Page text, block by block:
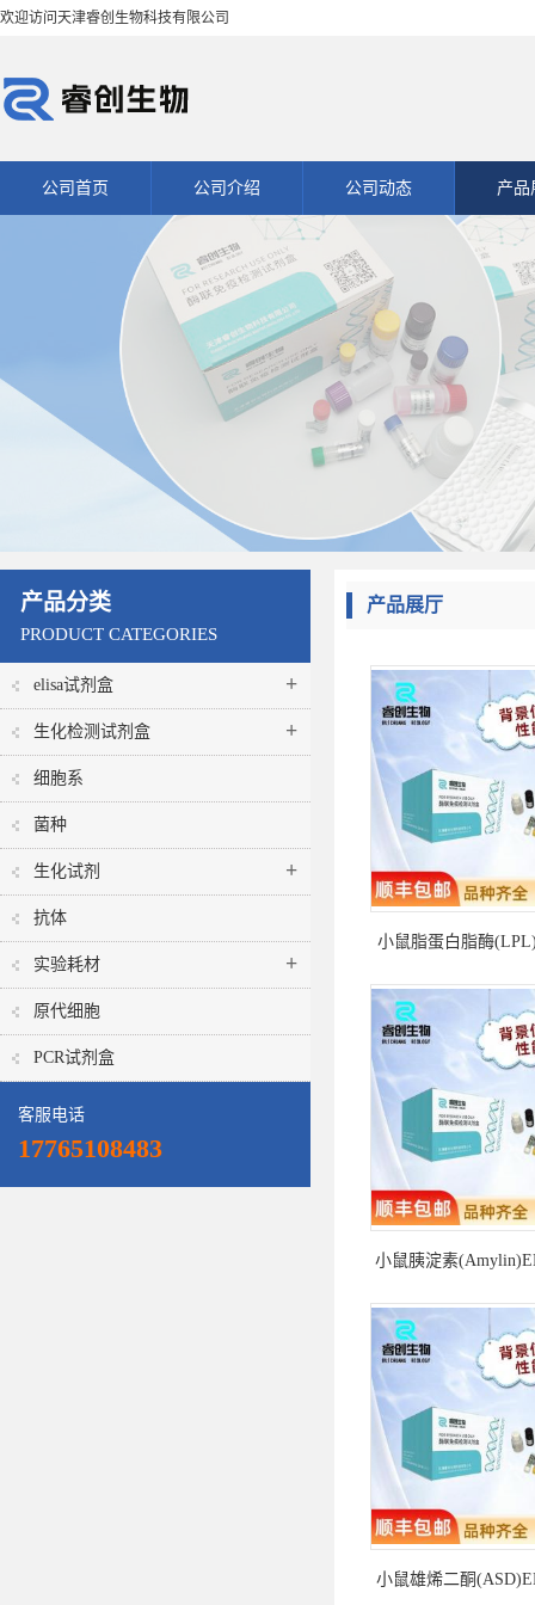
欢迎访问天津睿创生物科技有限公司
公司首页 公司介绍 公司动态 产品
产品分类
PRODUCT CATEGORIES
elisa试剂盒 +
生化检测试剂盒 +
细胞系
菌种
生化试剂 +
抗体
实验耗材 +
原代细胞
PCR试剂盒
客服电话
17765108483
产品展厅
小鼠脂蛋白脂酶
小鼠胰淀素
小鼠雄烯二酮